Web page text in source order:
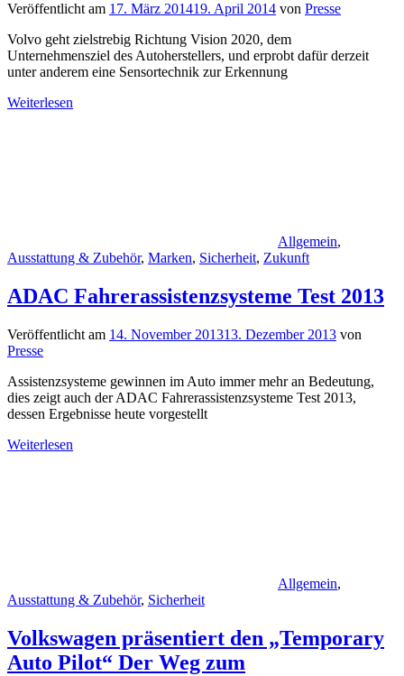
Veröffentlicht am 17. März 201419. April 2014 von Presse
Volvo geht zielstrebig Richtung Vision 2020, dem
Unternehmensziel des Autoherstellers, und erprobt dafür derzeit
unter anderem eine Sensortechnik zur Erkennung
Weiterlesen
Allgemein,
Ausstattung & Zubehör, Marken, Sicherheit, Zukunft
ADAC Fahrerassistenzsysteme Test 2013
Veröffentlicht am 14. November 201313. Dezember 2013 von
Presse
Assistenzsysteme gewinnen im Auto immer mehr an Bedeutung,
dies zeigt auch der ADAC Fahrerassistenzsysteme Test 2013,
dessen Ergebnisse heute vorgestellt
Weiterlesen
Allgemein,
Ausstattung & Zubehör, Sicherheit
Volkswagen präsentiert den „Temporary
Auto Pilot“ Der Weg zum